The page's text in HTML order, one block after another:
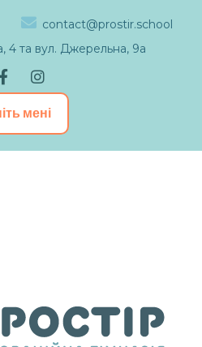
contact@prostir.school
4 та вул. Джерельна, 9а
мені